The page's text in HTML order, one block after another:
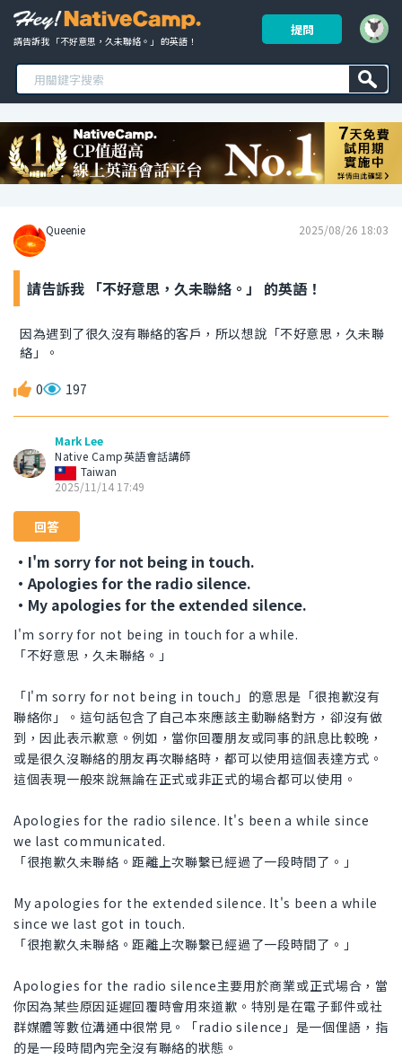
請告訴我 「不好意思，久未聯絡。」 的英語！
提問
Queenie 2025/08/26 18:03
請告訴我 「不好意思，久未聯絡。」 的英語！
因為遇到了很久沒有聯絡的客戶，所以想說「不好意思，久未聯
絡」。
0 197
Mark Lee
Native Camp英語會話講師
Taiwan
2025/11/14 17:49
回答
・I'm sorry for not being in touch.
・Apologies for the radio silence.
・My apologies for the extended silence.
I'm sorry for not being in touch for a while.
「不好意思，久未聯絡。」
「I'm sorry for not being in touch」的意思是「很抱歉沒有
聯絡你」。這句話包含了自己本來應該主動聯絡對方，卻沒有做
到，因此表示歉意。例如，當你回覆朋友或同事的訊息比較晚，
或是很久沒聯絡的朋友再次聯絡時，都可以使用這個表達方式。
這個表現一般來說無論在正式或非正式的場合都可以使用。
Apologies for the radio silence. It's been a while since
we last communicated.
「很抱歉久未聯絡。距離上次聯繫已經過了一段時間了。」
My apologies for the extended silence. It's been a while
since we last got in touch.
「很抱歉久未聯絡。距離上次聯繫已經過了一段時間了。」
Apologies for the radio silence主要用於商業或正式場合，當
你因為某些原因延遲回覆時會用來道歉。特別是在電子郵件或社
群媒體等數位溝通中很常見。「radio silence」是一個俚語，指
的是一段時間內完全沒有聯絡的狀態。